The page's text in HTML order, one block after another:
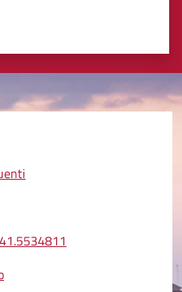
su 5
5